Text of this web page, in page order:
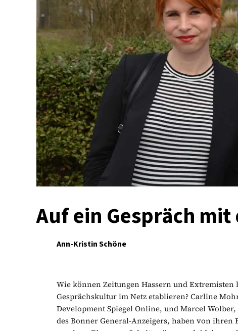
Auf ein Gespräch
Ann-Kristin Schöne
Wie können Zeitungen Hassern und Extremisten
Gesprächskultur im Netz etablieren? Carline
Development Spiegel Online, und Marcel
des Bonner General-Anzeigers, haben von